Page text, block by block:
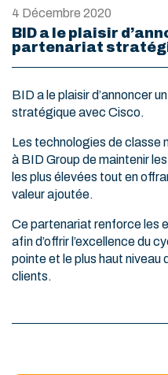
4 Décembre 2020
BID a le plaisir
partenariat
BID a le plaisir d’annoncer
stratégique avec Cisco.
Les technologies de classe
à BID Group de maintenir
les plus élevées tout en
valeur ajoutée.
Ce partenariat renforce les
afin d’offrir l’excellence du
pointe et le plus haut
clients.